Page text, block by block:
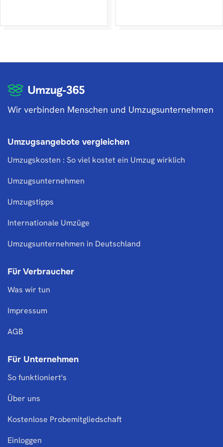
Wir verbinden Menschen und Umzugsunternehmen
Umzugsangebote vergleichen
Umzugskosten : So viel kostet ein Umzug wirklich
Umzugsunternehmen
Umzugstipps
Internationale Umzüge
Umzugsunternehmen in Deutschland
Für Verbraucher
Was wir tun
Impressum
AGB
Für Unternehmen
So funktioniert's
Über uns
Kostenlose Probemitgliedschaft
Einloggen